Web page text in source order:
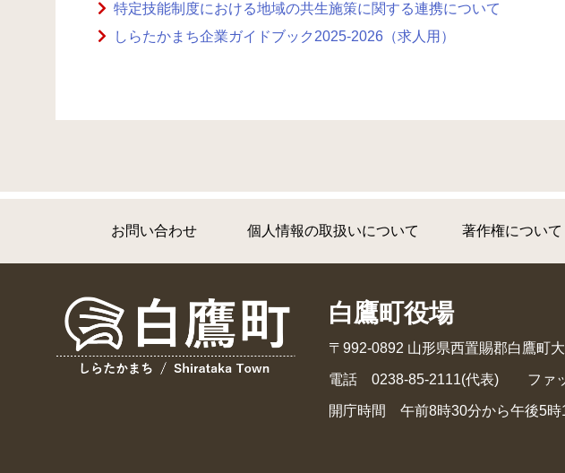
特定技能制度における地域の共生施策に関する連携について
しらたかまち企業ガイドブック2025-2026（求人用）
お問い合わせ 個人情報の取扱いについて 著作権について
白鷹町役場
〒992-0892 山形県西置賜郡白鷹町
電話 0238-85-2111(代表) ファ
開庁時間 午前8時30分から午後5時